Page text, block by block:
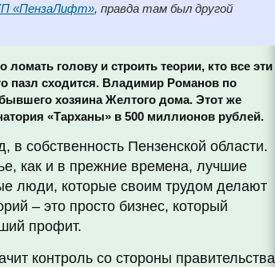
«ПензаЛифт», правда там был другой
голову и строить теории, кто все эти
пазл сходится. Владимир Романов по
хозяина Желтого дома. Этот же
«Тарханы» в 500 миллионов рублей.
в собственность Пензенской области.
как и в прежние времена, лучшие
люди, которые своим трудом делают
– это просто бизнес, который
профит.
контроль со стороны правительства